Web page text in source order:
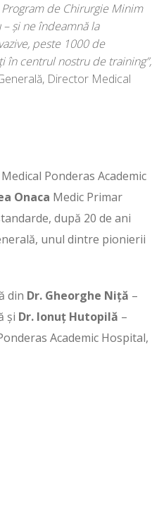
de Chirurgie Minim
și ne îndeamnă la
peste 1000 de
centrul nostru de training”,
Director Medical
Ponderas Academic
Onaca Medic Primar
după 20 de ani
unul dintre pionierii
din Dr. Gheorghe Niță –
și Dr. Ionuț Hutopilă –
Academic Hospital,